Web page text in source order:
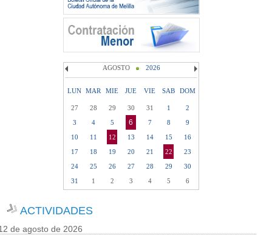
AGOSTO 2026
LUN MAR MIE JUE VIE SAB DOM
27 28 29 30 31 1
2
3
4 5 6 7 8
9
10
11 12 13 14 15
16
17
18 19 20 21 22
23
24
25 26 27 28 29
30
31
1 2 3 4 5 6
ACTIVIDADES
de agosto de 2026